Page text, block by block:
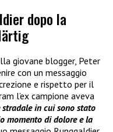
dopo la
giovane blogger, Peter
con un messaggio
e rispetto per il
l’ex campione aveva
in cui sono stato
momento di dolore e la